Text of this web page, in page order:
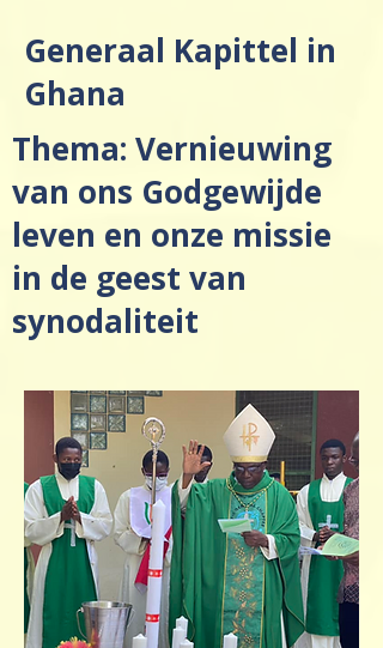
Generaal Kapittel in
Ghana
Thema: Vernieuwing
van ons Godgewijde
leven en onze missie
in de geest van
synodaliteit